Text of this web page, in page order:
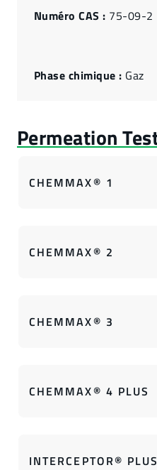
Numéro CAS : 75-09-2
Phase chimique : Gaz
CHEMMAX® 1
CHEMMAX® 2
CHEMMAX® 3
CHEMMAX® 4 PLUS
INTERCEPTOR® PLUS